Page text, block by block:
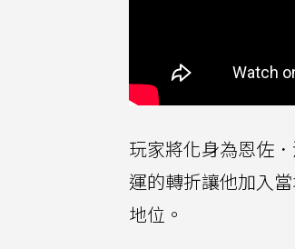
玩家將化身為恩佐
運的轉折讓他加入
地位。